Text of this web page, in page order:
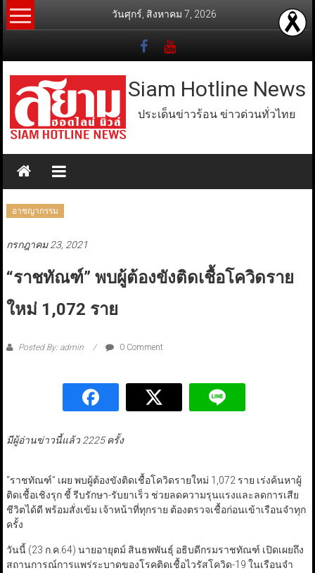
Skip
to
วันศุกร์, สิงหาคม 7, 2026
Siam Hotline News
ประเด็นข่าวร้อน ข่าวด่วนทั่วไทย
อาชญากรรม
กรกฎาคม 23, 2021
“ราชทัณฑ์” พบผู้ต้องขังติดเชื้อโควิดราย
ใหม่ 1,072 ราย
Posted By: admin 0 Comment
มีผู้อ่านข่าวนี้แล้ว 2225 ครั้ง
“ราชทัณฑ์” เผย พบผู้ต้องขังติดเชื้อโควิดรายใหม่ 1,072 ราย เร่งค้นหาผู้
ติดเชื้อเชิงรุก ชี้ รีบรักษา-รับยาเร็ว ช่วยลดความรุนแรงและลดการเสีย
ชีวิตได้ดี พร้อมสั่งเข้ม เจ้าหน้าที่ทุกราย ต้องตรวจเชื้อก่อนเข้าเรือนจำทุก
ครั้ง
วันนี้ (23 ก.ค.64) นายอายุตม์ สินธพพันธุ์ อธิบดีกรมราชทัณฑ์ เปิดเผยถึง
สถานการณ์การแพร่ระบาดของโรคติดเชื้อไวรัสโควิด-19 ในเรือนจำ